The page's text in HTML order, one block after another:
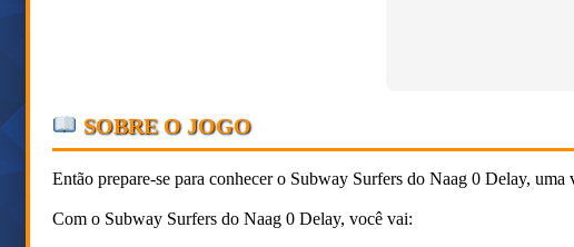
SOBRE O JOGO
Então prepare-se para conhecer o Subway Surfers do Naag 0 Delay,
Com o Subway Surfers do Naag 0 Delay, você vai: